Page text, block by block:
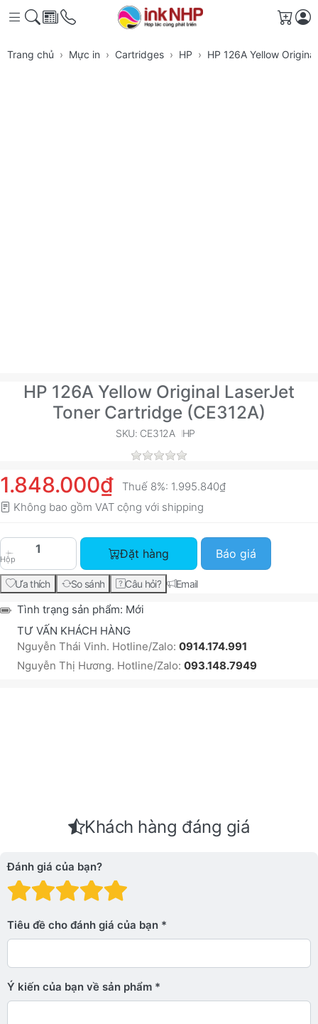
Giỏ
Trang chủ Mực in Cartridges HP HP 126A Yellow
HP 126A Yellow Original LaserJet
Toner Cartridge (CE312A)
SKU: CE312A HP
1.848.000₫ Thuế 8%: 1.995.840₫
Không bao gồm VAT cộng với shipping
Hộp
HP 126A Yellow Original LaserJet Toner
Đặt hàng Báo giá
Ưa thích So sánh Câu hỏi? Email
Tình trạng sản phẩm: Mới
TƯ VẤN KHÁCH HÀNG
Nguyễn Thái Vinh. Hotline/Zalo: 0914.174.991
Nguyễn Thị Hương. Hotline/Zalo: 093.148.7949
Khách hàng đáng giá
Đánh giá của bạn?
Đánh giá: 4 trên 5
Đánh giá: 3 trên 5 sao.
Đánh giá: 2 trên 5 sao.
Đánh giá: 1 trên 5 sao. Xấu
Tiêu đề cho đánh giá của bạn
Ý kiến ​​của bạn về sản phẩm